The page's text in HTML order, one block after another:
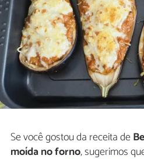
Se você gostou da receita de
moída no forno, sugerimos